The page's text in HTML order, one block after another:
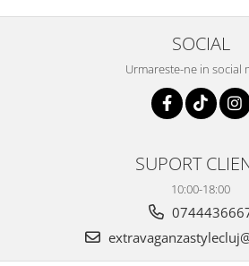
SOCIAL
Urmareste-ne in social
SUPORT
10:00-18:00